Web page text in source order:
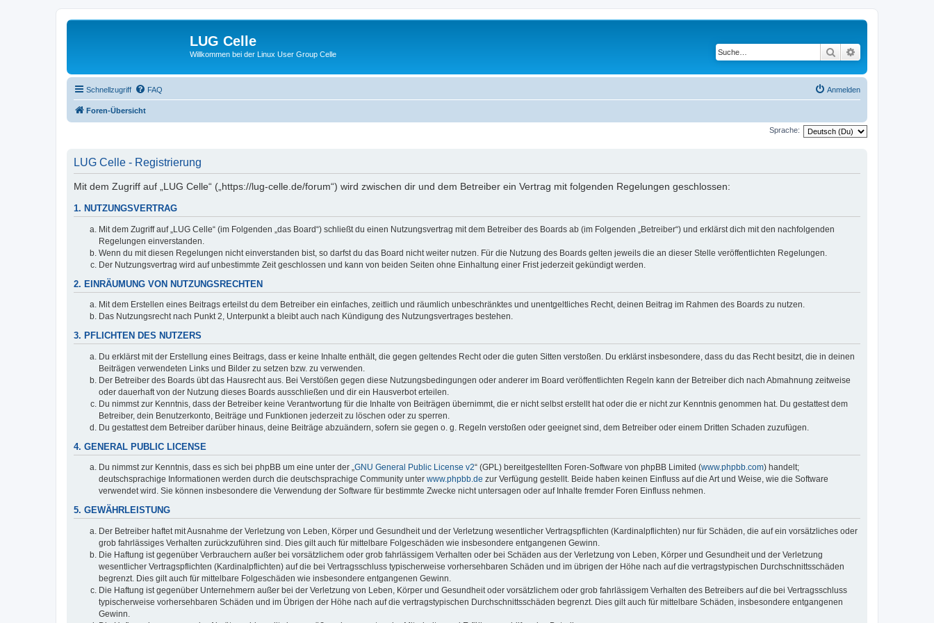
LUG Celle
Willkommen bei der Linux User Group Celle Suche
Schnellzugriff FAQ Anmelden
Foren-Übersicht
Sprache:
LUG Celle - Registrierung
Mit dem Zugriff auf „LUG Celle“ („https://lug-celle.de/forum“) wird zwischen dir und dem Betreiber ein Vertrag mit folgenden Regelungen geschlossen:
1. NUTZUNGSVERTRAG
Mit dem Zugriff auf „LUG Celle“ (im Folgenden „das Board“) schließt du einen Nutzungsvertrag mit dem Betreiber des Boards ab (im Folgenden „Betreiber“) und erklärst dich mit den nachfolgenden
Regelungen einverstanden.
Wenn du mit diesen Regelungen nicht einverstanden bist, so darfst du das Board nicht weiter nutzen. Für die Nutzung des Boards gelten jeweils die an dieser Stelle veröffentlichten Regelungen.
Der Nutzungsvertrag wird auf unbestimmte Zeit geschlossen und kann von beiden Seiten ohne Einhaltung einer Frist jederzeit gekündigt werden.
2. EINRÄUMUNG VON NUTZUNGSRECHTEN
Mit dem Erstellen eines Beitrags erteilst du dem Betreiber ein einfaches, zeitlich und räumlich unbeschränktes und unentgeltliches Recht, deinen Beitrag im Rahmen des Boards zu nutzen.
Das Nutzungsrecht nach Punkt 2, Unterpunkt a bleibt auch nach Kündigung des Nutzungsvertrages bestehen.
3. PFLICHTEN DES NUTZERS
Du erklärst mit der Erstellung eines Beitrags, dass er keine Inhalte enthält, die gegen geltendes Recht oder die guten Sitten verstoßen. Du erklärst insbesondere, dass du das Recht besitzt, die in deinen
Beiträgen verwendeten Links und Bilder zu setzen bzw. zu verwenden.
Der Betreiber des Boards übt das Hausrecht aus. Bei Verstößen gegen diese Nutzungsbedingungen oder anderer im Board veröffentlichten Regeln kann der Betreiber dich nach Abmahnung zeitweise
oder dauerhaft von der Nutzung dieses Boards ausschließen und dir ein Hausverbot erteilen.
Du nimmst zur Kenntnis, dass der Betreiber keine Verantwortung für die Inhalte von Beiträgen übernimmt, die er nicht selbst erstellt hat oder die er nicht zur Kenntnis genommen hat. Du gestattest dem
Betreiber, dein Benutzerkonto, Beiträge und Funktionen jederzeit zu löschen oder zu sperren.
Du gestattest dem Betreiber darüber hinaus, deine Beiträge abzuändern, sofern sie gegen o. g. Regeln verstoßen oder geeignet sind, dem Betreiber oder einem Dritten Schaden zuzufügen.
4. GENERAL PUBLIC LICENSE
Du nimmst zur Kenntnis, dass es sich bei phpBB um eine unter der „GNU General Public License v2“ (GPL) bereitgestellten Foren-Software von phpBB Limited (www.phpbb.com) handelt;
deutschsprachige Informationen werden durch die deutschsprachige Community unter www.phpbb.de zur Verfügung gestellt. Beide haben keinen Einfluss auf die Art und Weise, wie die Software
verwendet wird. Sie können insbesondere die Verwendung der Software für bestimmte Zwecke nicht untersagen oder auf Inhalte fremder Foren Einfluss nehmen.
5. GEWÄHRLEISTUNG
Der Betreiber haftet mit Ausnahme der Verletzung von Leben, Körper und Gesundheit und der Verletzung wesentlicher Vertragspflichten (Kardinalpflichten) nur für Schäden, die auf ein vorsätzliches oder
grob fahrlässiges Verhalten zurückzuführen sind. Dies gilt auch für mittelbare Folgeschäden wie insbesondere entgangenen Gewinn.
Die Haftung ist gegenüber Verbrauchern außer bei vorsätzlichem oder grob fahrlässigem Verhalten oder bei Schäden aus der Verletzung von Leben, Körper und Gesundheit und der Verletzung
wesentlicher Vertragspflichten (Kardinalpflichten) auf die bei Vertragsschluss typischerweise vorhersehbaren Schäden und im übrigen der Höhe nach auf die vertragstypischen Durchschnittsschäden
begrenzt. Dies gilt auch für mittelbare Folgeschäden wie insbesondere entgangenen Gewinn.
Die Haftung ist gegenüber Unternehmern außer bei der Verletzung von Leben, Körper und Gesundheit oder vorsätzlichem oder grob fahrlässigem Verhalten des Betreibers auf die bei Vertragsschluss
typischerweise vorhersehbaren Schäden und im Übrigen der Höhe nach auf die vertragstypischen Durchschnittsschäden begrenzt. Dies gilt auch für mittelbare Schäden, insbesondere entgangenen
Gewinn.